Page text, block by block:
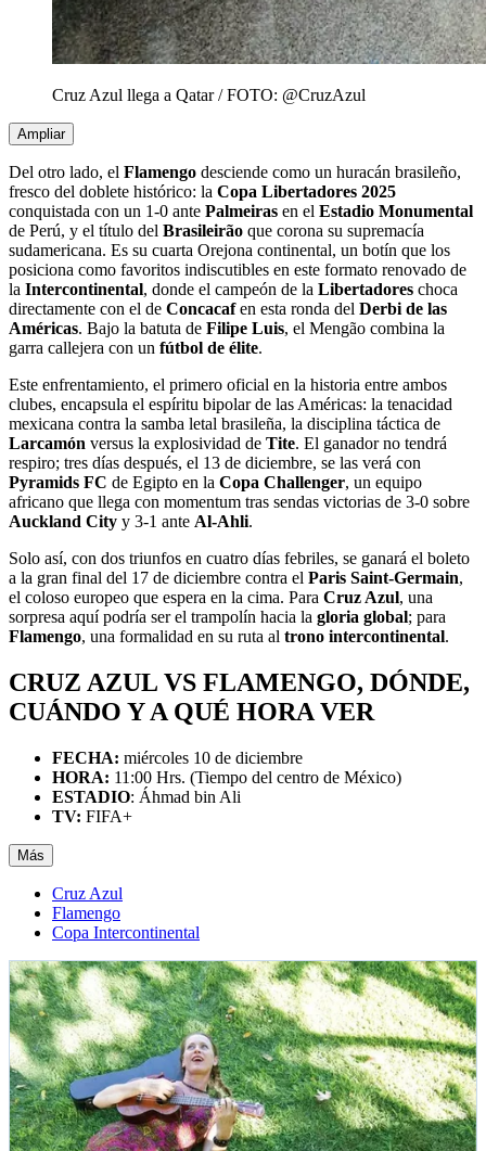
Cruz Azul llega a Qatar / FOTO: @CruzAzul
Ampliar
Del otro lado, el Flamengo desciende como un huracán brasileño,
fresco del doblete histórico: la Copa Libertadores 2025
conquistada con un 1-0 ante Palmeiras en el Estadio Monumental
de Perú, y el título del Brasileirão que corona su supremacía
sudamericana. Es su cuarta Orejona continental, un botín que los
posiciona como favoritos indiscutibles en este formato renovado de
la Intercontinental, donde el campeón de la Libertadores choca
directamente con el de Concacafen esta ronda del Derbi de las
Américas. Bajo la batuta de Filipe Luis, el Mengão combina la
garra callejera con un fútbol de élite.
Este enfrentamiento, el primero oficial en la historia entre ambos
clubes, encapsula el espíritu bipolar de las Américas: la tenacidad
mexicana contra la samba letal brasileña, la disciplina táctica de
Larcamón versus la explosividad de Tite. El ganador no tendrá
respiro; tres días después, el 13 de diciembre, se las verá con
Pyramids FC de Egipto en la Copa Challenger, un equipo
africano que llega con momentum tras sendas victorias de 3-0 sobre
Auckland City y 3-1 ante Al-Ahli.
Solo así, con dos triunfos en cuatro días febriles, se ganará el boleto
a la gran final del 17 de diciembre contra el Paris Saint-Germain,
el coloso europeo que espera en la cima. Para Cruz Azul, una
sorpresa aquí podría ser el trampolín hacia la gloria global; para
Flamengo, una formalidad en su ruta al trono intercontinental.
CRUZ AZUL VS FLAMENGO, DÓNDE,
CUÁNDO Y A QUÉ HORA VER
FECHA: miércoles 10 de diciembre
HORA: 11:00 Hrs. (Tiempo del centro de México)
ESTADIO: Áhmad bin Ali
TV: FIFA+
Más
Cruz Azul
Flamengo
Copa Intercontinental